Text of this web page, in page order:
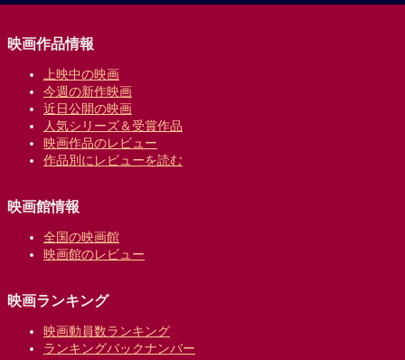
映画作品情報
上映中の映画
今週の新作映画
近日公開の映画
人気シリーズ＆受賞作品
映画作品のレビュー
作品別にレビューを読む
映画館情報
全国の映画館
映画館のレビュー
映画ランキング
映画動員数ランキング
ランキングバックナンバー